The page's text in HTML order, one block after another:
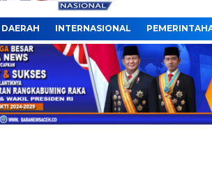
DAERAH INTERNASIONAL